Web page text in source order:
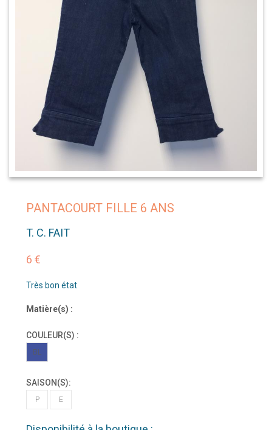
PANTACOURT FILLE 6 ANS
T. C. FAIT
6 €
Très bon état
Matière(s) :
COULEUR(S) :
BL
SAISON(S):
P E